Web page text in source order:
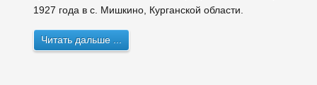
1927 года в с. Мишкино, Курганской области.
Читать дальше ...